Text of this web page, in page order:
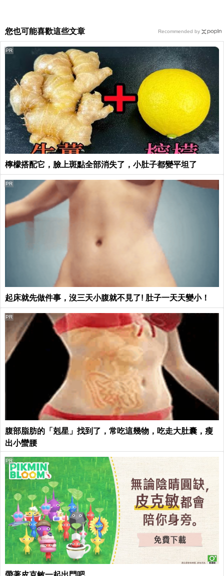
您也可能喜歡這些文章
檸檬搭配它，臉上斑點全部消失了，小肚子都變平坦了
PR
起床就先做件事，沒三天小腹就不見了! 肚子一天天變小！
PR
腹部脂肪的「剋星」找到了，常吃這幾物，吃走大肚囊，瘦
出小蠻腰
PR
PR
Recommended by